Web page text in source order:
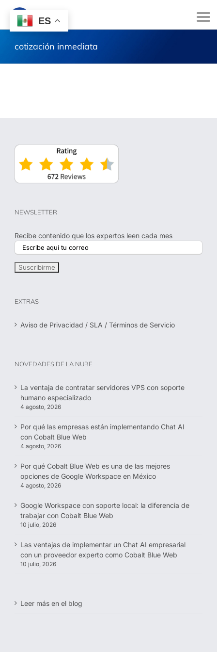
cotización inmediata
NEWSLETTER
Recibe contenido que los expertos leen cada mes
EXTRAS
Aviso de Privacidad / SLA / Términos de Servicio
NOVEDADES DE LA NUBE
La ventaja de contratar servidores VPS con soporte
humano especializado
4 agosto, 2026
Por qué las empresas están implementando Chat AI
con Cobalt Blue Web
4 agosto, 2026
Por qué Cobalt Blue Web es una de las mejores
opciones de Google Workspace en México
4 agosto, 2026
Google Workspace con soporte local: la diferencia de
trabajar con Cobalt Blue Web
10 julio, 2026
Las ventajas de implementar un Chat AI empresarial
con un proveedor experto como Cobalt Blue Web
10 julio, 2026
Leer más en el blog
ES